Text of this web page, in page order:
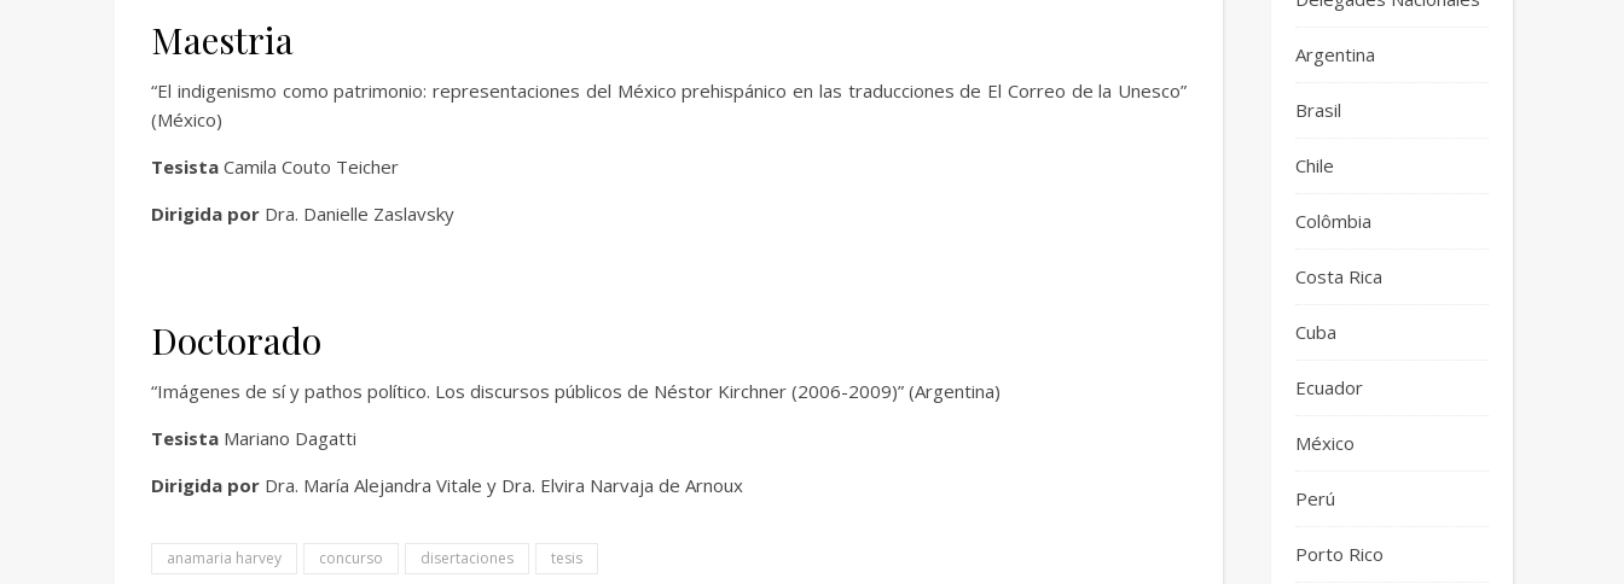
Maestria
“El indigenismo como patrimonio: representaciones del México prehispánico en las traducciones de El Correo de la Unesco”
(México)
Tesista Camila Couto Teicher
Dirigida por Dra. Danielle Zaslavsky
Doctorado
“Imágenes de sí y pathos político. Los discursos públicos de Néstor Kirchner (2006-2009)” (Argentina)
Tesista Mariano Dagatti
Dirigida por Dra. María Alejandra Vitale y Dra. Elvira Narvaja de Arnoux
anamaria harvey concurso disertaciones tesis
Argentina
Brasil
Chile
Colômbia
Costa Rica
Cuba
Ecuador
México
Perú
Porto Rico